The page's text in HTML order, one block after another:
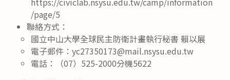
/page/5
聯絡方式：
國立中山大學全球民主防衛計畫執行秘書 賴以展
電子郵件：yc27350173@mail.nsysu.edu.tw
電話：（07）525-2000分機5622